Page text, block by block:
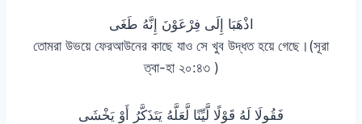
اذْهَبَا إِلَى فِرْعَوْنَ إِنَّهُ طَغَى
তোমরা উভয়ে ফেরআউনের কাছে যাও সে খুব উদ্ধত হয়ে গেছে।(সূরা
ত্বা-হা ২০:৪৩ )
فَقُولَا لَهُ قَوْلًا لَّيِّنًا لَّعَلَّهُ يَتَذَكَّرُ أَوْ يَخْشَى